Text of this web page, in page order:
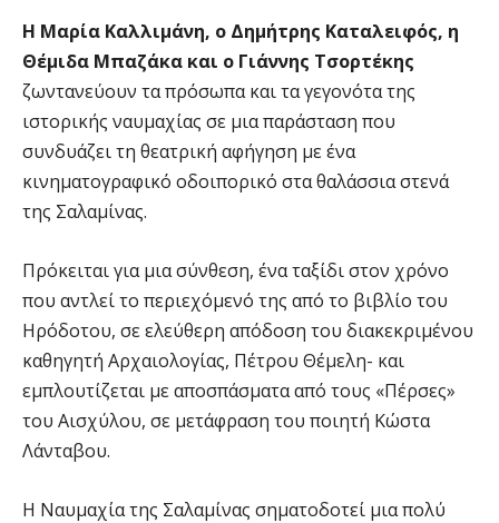
Η Μαρία Καλλιμάνη, ο Δημήτρης Καταλειφός, η
Θέμιδα Μπαζάκα και ο Γιάννης Τσορτέκης
ζωντανεύουν τα πρόσωπα και τα γεγονότα της
ιστορικής ναυμαχίας σε μια παράσταση που
συνδυάζει τη θεατρική αφήγηση με ένα
κινηματογραφικό οδοιπορικό στα θαλάσσια στενά
της Σαλαμίνας.
Πρόκειται για μια σύνθεση, ένα ταξίδι στον χρόνο
που αντλεί το περιεχόμενό της από το βιβλίο του
Ηρόδοτου, σε ελεύθερη απόδοση του διακεκριμένου
καθηγητή Αρχαιολογίας, Πέτρου Θέμελη- και
εμπλουτίζεται με αποσπάσματα από τους «Πέρσες»
του Αισχύλου, σε μετάφραση του ποιητή Κώστα
Λάνταβου.
Η Ναυμαχία της Σαλαμίνας σηματοδοτεί μια πολύ